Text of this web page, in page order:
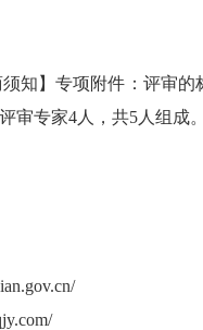
】专项附件：评审的
审专家4人，共5人组成。